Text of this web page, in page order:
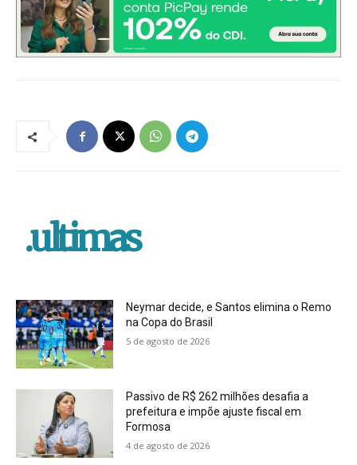
.ultimas
Neymar decide, e Santos elimina o Remo
na Copa do Brasil
5 de agosto de 2026
Passivo de R$ 262 milhões desafia a
prefeitura e impõe ajuste fiscal em
Formosa
4 de agosto de 2026